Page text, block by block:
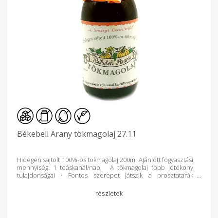
Békebeli Arany tökmagolaj 27.11
Hidegen sajtolt 100%-os tökmagolaj 200ml Ajánlott fogyasztási
mennyiség: 1 teáskanál/nap A tökmagolaj főbb jótékony
tulajdonságai • Fontos szerepet játszik a prosztatarák
szervezet érelmeszesedési folyamatát. • Csökkenti a
megemelkedett koleszterinszintet, amellyel csökkenthető a